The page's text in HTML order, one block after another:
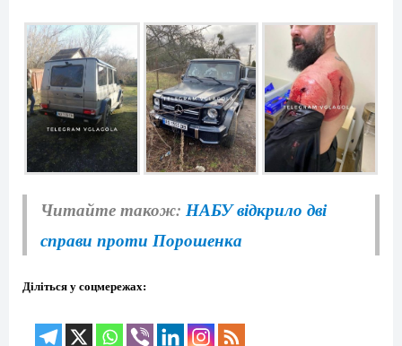
Читайте також: НАБУ відкрило дві
справи проти Порошенка
Діліться у соцмережах: